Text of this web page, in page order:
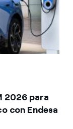
2026 para
con Endesa